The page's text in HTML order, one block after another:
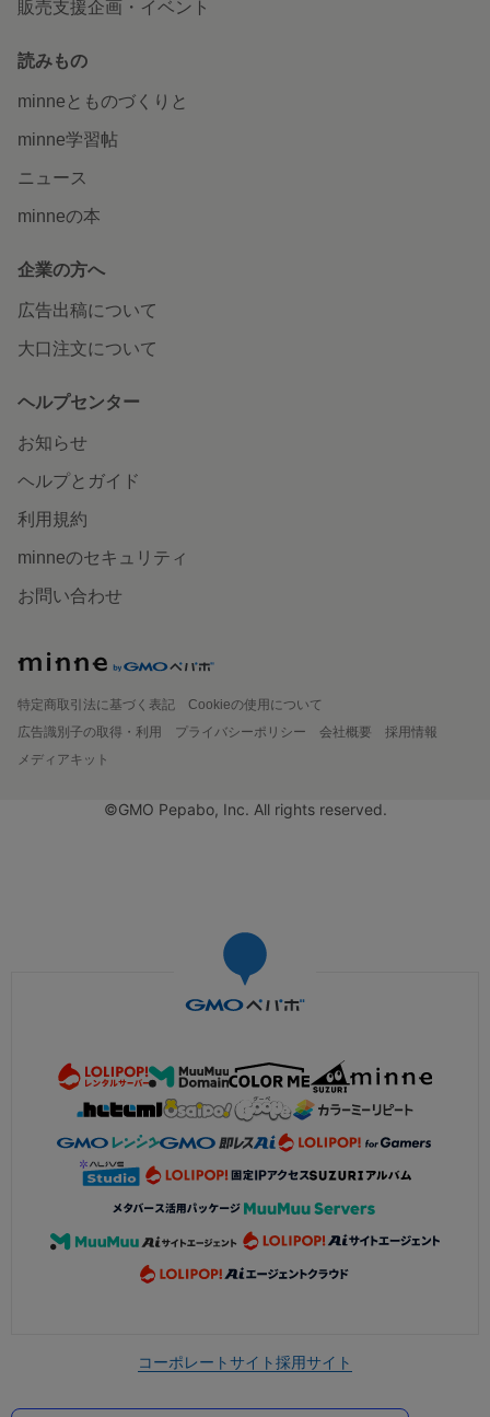
販売支援企画・イベント
読みもの
minneとものづくりと
minne学習帖
ニュース
minneの本
企業の方へ
広告出稿について
大口注文について
ヘルプセンター
お知らせ
ヘルプとガイド
利用規約
minneのセキュリティ
お問い合わせ
特定商取引法に基づく表記
Cookieの使用について
広告識別子の取得・利用
プライバシーポリシー 会社概要
採用情報
メディアキット
©GMO Pepabo, Inc. All rights reserved.
コーポレートサイト採用サイト